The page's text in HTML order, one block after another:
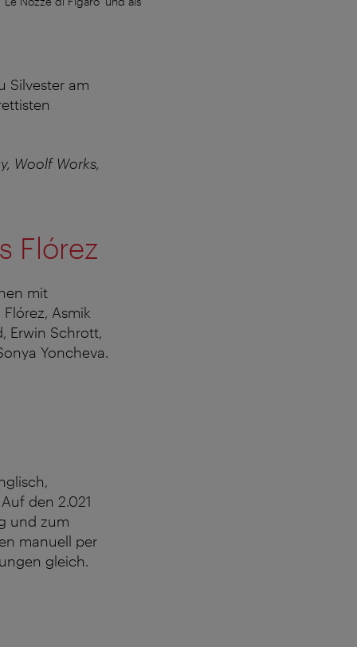
Silvester am
Woolf Works,
Flórez
mit
Asmik
Erwin Schrott,
Yoncheva.
den 2.021
und zum
manuell per
gleich.